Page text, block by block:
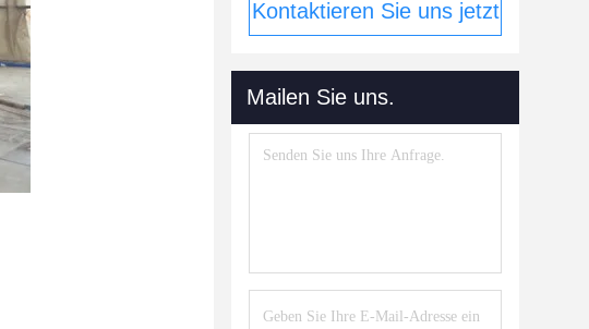
Kontaktieren Sie uns jetzt
Mailen Sie uns.